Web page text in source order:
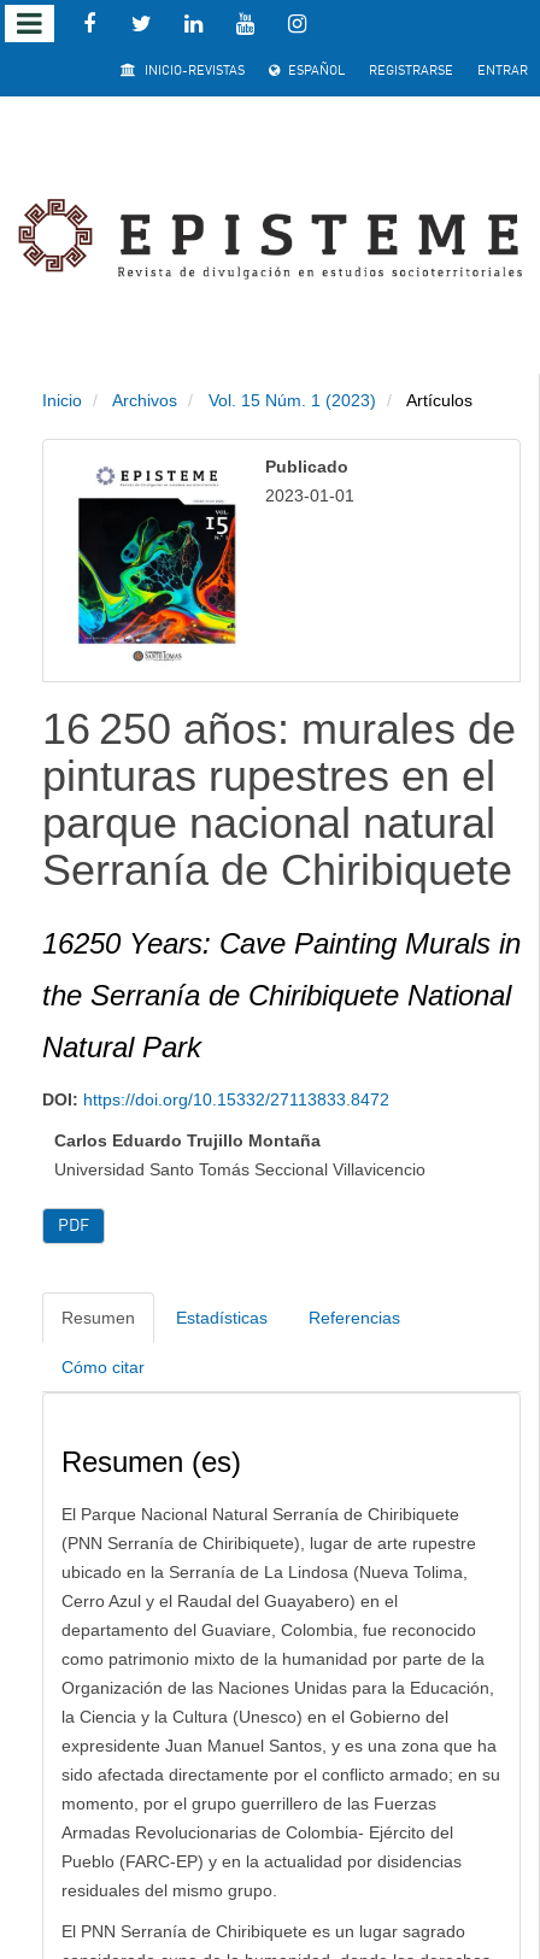
Salto
rápido
contenido
de
Navegación
principal
Contenido
principal
lateral
INICIO-REVISTAS ESPAÑOL REGISTRARSE ENTRAR
Inicio Archivos Vol. 15 Núm. 1 (2023) Artículos
Publicado
2023-01-01
16 250 años: murales de
pinturas rupestres en el
parque nacional natural
Serranía de Chiribiquete
16250 Years: Cave Painting Murals in
the Serranía de Chiribiquete National
Natural Park
DOI: https://doi.org/10.15332/27113833.8472
Carlos Eduardo Trujillo Montaña
Universidad Santo Tomás Seccional Villavicencio
PDF
Resumen Estadísticas Referencias
Cómo citar
Resumen (es)
El Parque Nacional Natural Serranía de Chiribiquete
(PNN Serranía de Chiribiquete), lugar de arte rupestre
ubicado en la Serranía de La Lindosa (Nueva Tolima,
Cerro Azul y el Raudal del Guayabero) en el
departamento del Guaviare, Colombia, fue reconocido
como patrimonio mixto de la humanidad por parte de la
Organización de las Naciones Unidas para la Educación,
la Ciencia y la Cultura (Unesco) en el Gobierno del
expresidente Juan Manuel Santos, y es una zona que ha
sido afectada directamente por el conflicto armado; en su
momento, por el grupo guerrillero de las Fuerzas
Armadas Revolucionarias de Colombia- Ejército del
Pueblo (FARC-EP) y en la actualidad por disidencias
residuales del mismo grupo.
El PNN Serranía de Chiribiquete es un lugar sagrado